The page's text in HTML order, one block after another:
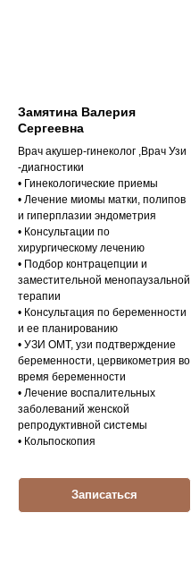
Замятина Валерия
Сергеевна
Врач акушер-гинеколог ,Врач Узи
-диагностики
• Гинекологические приемы
• Лечение миомы матки, полипов
и гиперплазии эндометрия
• Консультации по
хирургическому лечению
• Подбор контрацепции и
заместительной менопаузальной
терапии
• Консультация по беременности
и ее планированию
• УЗИ ОМТ, узи подтверждение
беременности, цервикометрия во
время беременности
• Лечение воспалительных
заболеваний женской
репродуктивной системы
• Кольпоскопия
Записаться